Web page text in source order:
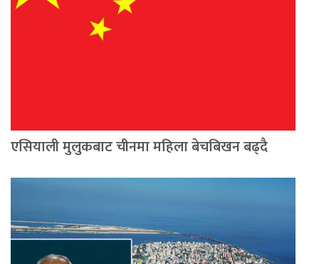
एसियाली मुलुकबाट चीनमा महिला बेचबिखन बढ्दै